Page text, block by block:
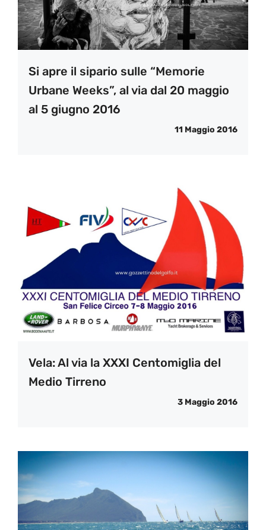
Si apre il sipario sulle “Memorie
Urbane Weeks”, al via dal 20 maggio
al 5 giugno 2016
11 Maggio 2016
Vela: Al via la XXXI Centomiglia del
Medio Tirreno
3 Maggio 2016